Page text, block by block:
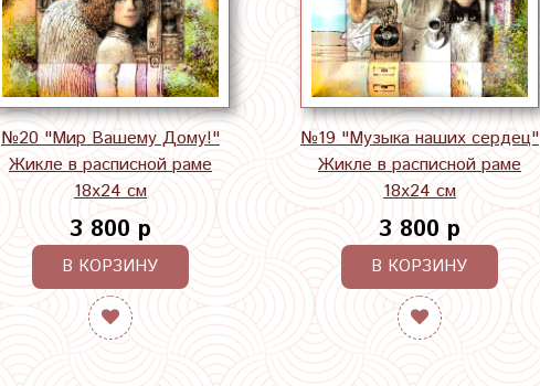
№20 "Мир Вашему Дому!"
Жикле в расписной раме
18х24 см
3 800 р
В КОРЗИНУ
№19 "Музыка наших сердец"
Жикле в расписной раме
18х24 см
3 800 р
В КОРЗИНУ